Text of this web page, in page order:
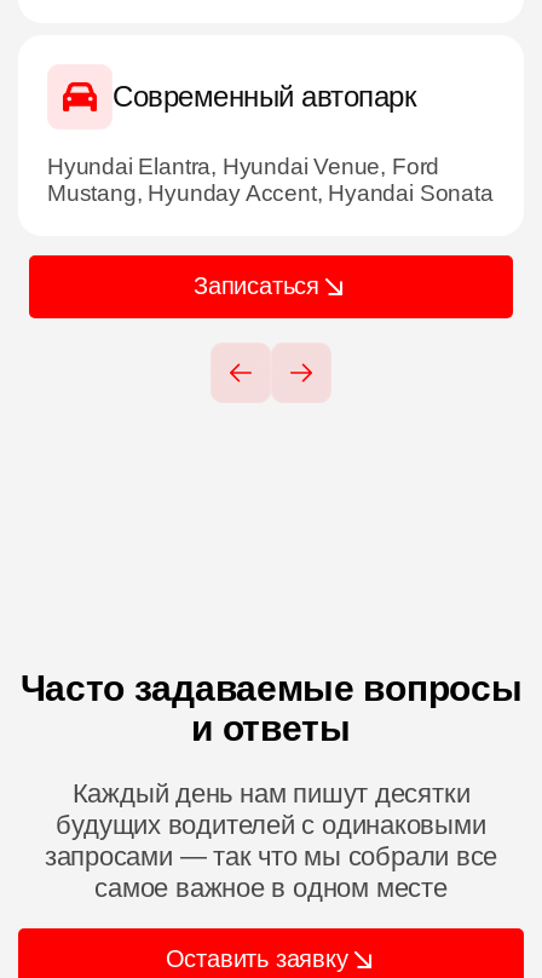
Современный автопарк
Hyundai Elantra, Hyundai Venue, Ford
Mustang, Hyunday Accent, Hyandai Sonata
Записаться
Часто задаваемые вопросы
и ответы
Каждый день нам пишут десятки
будущих водителей с одинаковыми
запросами — так что мы собрали все
самое важное в одном месте
Оставить заявку